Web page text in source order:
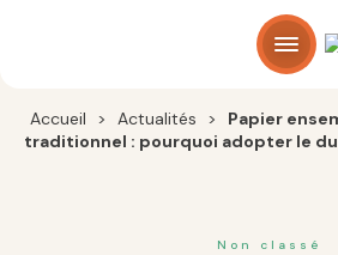
Accueil > Actualités >
Papier
traditionnel : pourquoi adopter le
Non classé